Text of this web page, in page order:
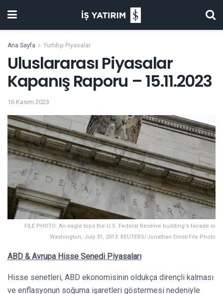
Ana Sayfa Yurtdışı Piyasalar
Uluslararası Piyasalar
Kapanış Raporu – 15.11.2023
16 Kasım 2023
FILE PHOTO: An eagle tops the U.S. Federal Reserve building's facade in
Washington, July 31, 2013. REUTERS/Jonathan Ernst/File Photo
ABD & Avrupa Hisse Senedi Piyasaları
Hisse senetleri, ABD ekonomisinin oldukça dirençli kalması
ve enflasyonun soğuma işaretleri göstermesi nedeniyle